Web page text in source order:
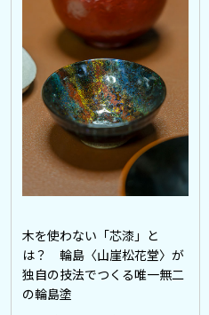
木を使わない「芯漆」と
は？ 輪島〈山崖松花堂〉が
独自の技法でつくる唯一無二
の輪島塗